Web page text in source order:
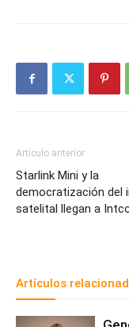
Artículo anterior
Starlink Mini y la
democratización del
satelital llegan a
Artículos